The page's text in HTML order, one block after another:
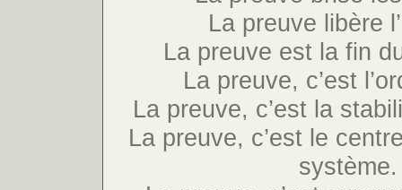
La preuve libère
La preuve est la fin
La preuve, c’est
La preuve, c’est la
La preuve, c’est le
système.